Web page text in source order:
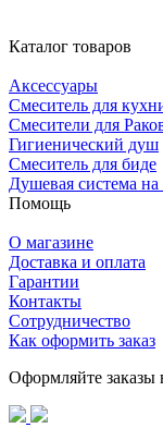
Каталог товаров
Аксессуары
Смеситель для
Смесители для
Гигиенический душ
Смеситель для биде
Душевая система на
Помощь
О магазине
Доставка и оплата
Гарантии
Контакты
Сотрудничество
Как оформить заказ
Оформляйте заказы